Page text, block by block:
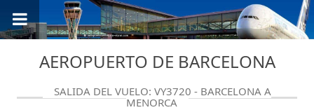
AEROPUERTO DE BARCELONA
SALIDA DEL VUELO: VY3720 - BARCELONA A
MENORCA